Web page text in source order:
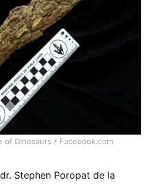
of Dinosaurs / Facebook.com
Stephen Poropat de la